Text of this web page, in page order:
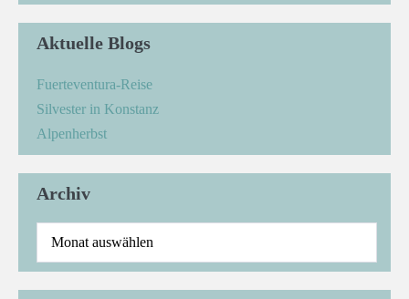
Aktuelle Blogs
Fuerteventura-Reise
Silvester in Konstanz
Alpenherbst
Archiv